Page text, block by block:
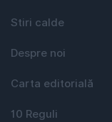
Stiri calde
Despre noi
Carta editorială
10 Reguli